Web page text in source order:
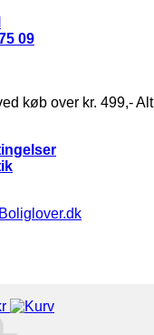
09
køb over kr. 499,-